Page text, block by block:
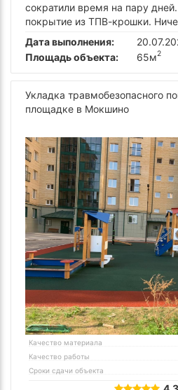
сократили время на пару
покрытие из ТПВ-крошки.
Дата выполнения:
Площадь объекта:
65м2
Укладка травмобезопасного
площадке в Мокшино
Качество материала
Качество работы
Сроки сдачи объекта